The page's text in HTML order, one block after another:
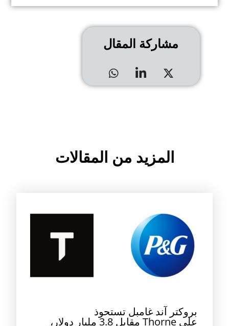
مشاركة المقال
المزيد من المقالات
بروكتر آند غامبل تستحوذ
على Thorne مقابل 3.8 مليار دولار،